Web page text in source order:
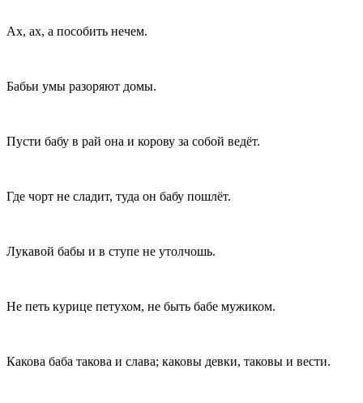
Ах, ах, а пособить нечем.
Бабьи умы разоряют домы.
Пусти бабу в рай она и корову за собой ведёт.
Где чорт не сладит, туда он бабу пошлёт.
Лукавой бабы и в ступе не утолчошь.
Не петь курице петухом, не быть бабе мужиком.
Какова баба такова и слава; каковы девки, таковы и вести.